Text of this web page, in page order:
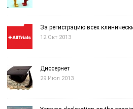
За регистрацию всех
12 Окт 2013
Диссернет
29 Июл 2013